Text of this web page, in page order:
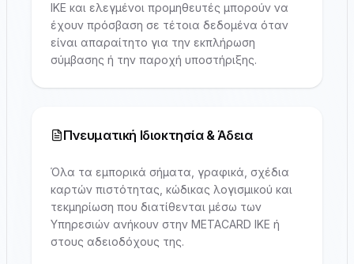
IKE και ελεγμένοι προμηθευτές μπορούν να
έχουν πρόσβαση σε τέτοια δεδομένα όταν
είναι απαραίτητο για την εκπλήρωση
σύμβασης ή την παροχή υποστήριξης.
Πνευματική Ιδιοκτησία & Άδεια
Όλα τα εμπορικά σήματα, γραφικά, σχέδια
καρτών πιστότητας, κώδικας λογισμικού και
τεκμηρίωση που διατίθενται μέσω των
Υπηρεσιών ανήκουν στην METACARD IKE ή
στους αδειοδόχους της.